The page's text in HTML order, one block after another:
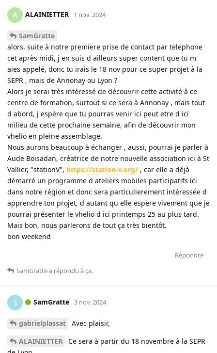
A ALAINIETTER 1 nov. 2024
SamGratte
alors, suite à notre premiere prise de contact par telephone
cet après midi, j en suis d ailleurs super content que tu m
aies appelé, donc tu irais le 18 nov pour ce super projet à la
SEPR , mais de Annonay ou Lyon ?
Alors je serai très intéressé de découvrir cette activité à ce
centre de formation, surtout si ce sera à Annonay , mais tout
d abord, j espère que tu pourras venir ici peut etre d ici
milieu de cette prochaine semaine, afin de découvrir mon
vhelio en pleine assemblage.
Nous aurons beaucoup à échanger , aussi, pourrai je parler à
Aude Boisadan, créatrice de notre nouvelle association ici à St
Vallier, "stationV", https://station-v.org/ , car elle a déjà
démarré un programme d ateliers mobiles participatifs ici
dans notre région et donc sera particulierement intéressée d
apprendre ton projet, d autant qu elle espère vivement que je
pourrai présenter le vhelio d ici printemps 25 au plus tard.
Mais bon, nous parlerons de tout ça très bientôt.
bon weekend
Répondre
SamGrattea répondu à ça.
S SamGratte 3 nov. 2024
gabrielplassat
Avec plaisir,
ALAINIETTER
Ce sera à partir du 18 novembre à la SEPR